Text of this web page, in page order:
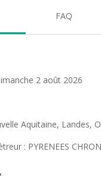
FAQ
2 août 2026
Aquitaine, Landes,
: PYRENEES